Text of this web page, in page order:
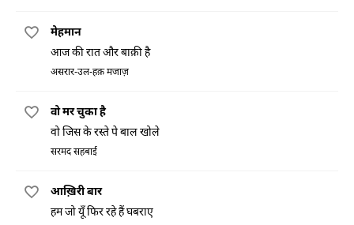
मेहमान
आज की रात और बाक़ी है
असरार-उल-हक़ मजाज़
वो मर चुका है
वो जिस के रस्ते पे बाल खोले
सरमद सहबाई
आख़िरी बार
हम जो यूँ फिर रहे हैं घबराए